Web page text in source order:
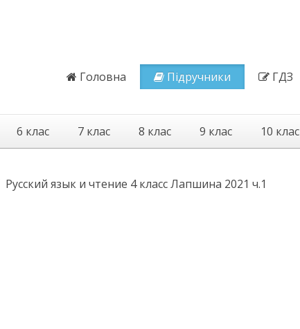
Головна Підручники ГДЗ
6 клас 7 клас 8 клас 9 клас 10 клас
Русский язык и чтение 4 класс Лапшина 2021 ч.1